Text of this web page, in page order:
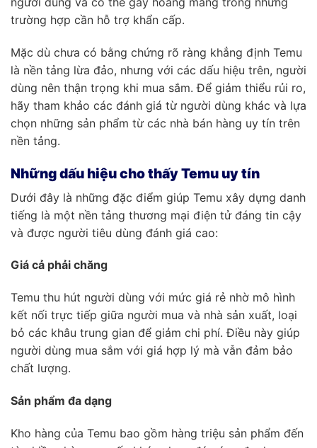
trường hợp cần hỗ trợ khẩn cấp.
Mặc dù chưa có bằng chứng rõ ràng khẳng định Temu
là nền tảng lừa đảo, nhưng với các dấu hiệu trên, người
dùng nên thận trọng khi mua sắm. Để giảm thiểu rủi ro,
hãy tham khảo các đánh giá từ người dùng khác và lựa
chọn những sản phẩm từ các nhà bán hàng uy tín trên
nền tảng.
Những dấu hiệu cho thấy Temu uy tín
Dưới đây là những đặc điểm giúp Temu xây dựng danh
tiếng là một nền tảng thương mại điện tử đáng tin cậy
và được người tiêu dùng đánh giá cao:
Giá cả phải chăng
Temu thu hút người dùng với mức giá rẻ nhờ mô hình
kết nối trực tiếp giữa người mua và nhà sản xuất, loại
bỏ các khâu trung gian để giảm chi phí. Điều này giúp
người dùng mua sắm với giá hợp lý mà vẫn đảm bảo
chất lượng.
Sản phẩm đa dạng
Kho hàng của Temu bao gồm hàng triệu sản phẩm đến